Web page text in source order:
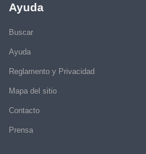
Ayuda
Buscar
Ayuda
Reglamento y Privacidad
Mapa del sitio
Contacto
Prensa